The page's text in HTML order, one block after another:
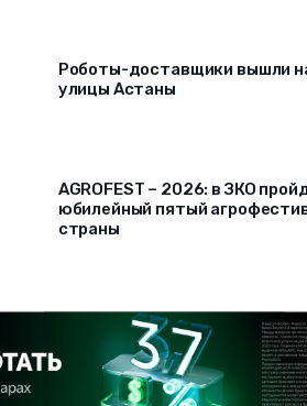
Роботы-доставщики вышли
улицы Астаны
AGROFEST – 2026: в ЗКО
юбилейный пятый
страны